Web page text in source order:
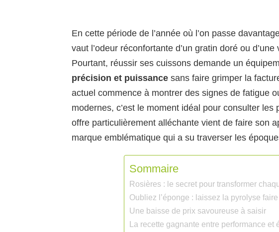
En cette période de l’année où l’on passe
vaut l’odeur réconfortante d’un gratin doré ou
Pourtant, réussir ses cuissons demande un
précision et puissance sans faire grimper la
actuel commence à montrer des signes de fatigue
modernes, c’est le moment idéal pour consulter
offre particulièrement alléchante vient de faire son
marque emblématique qui a su traverser les
Sommaire
Rosières : le secret pour transformer
Oubliez l’éponge : laissez la pyrolyse
Une baisse de prix savoureuse à saisir
La recette gagnante entre performance et